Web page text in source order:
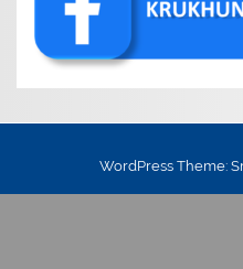
WordPress Theme: